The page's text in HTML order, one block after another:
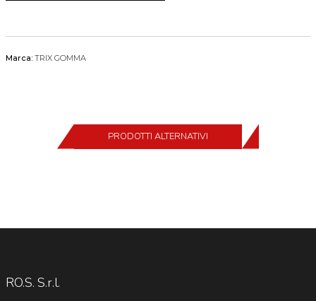
Marca: TRIX GOMMA
PRODOTTI ALTERNATIVI
RO.S. S.r.l.